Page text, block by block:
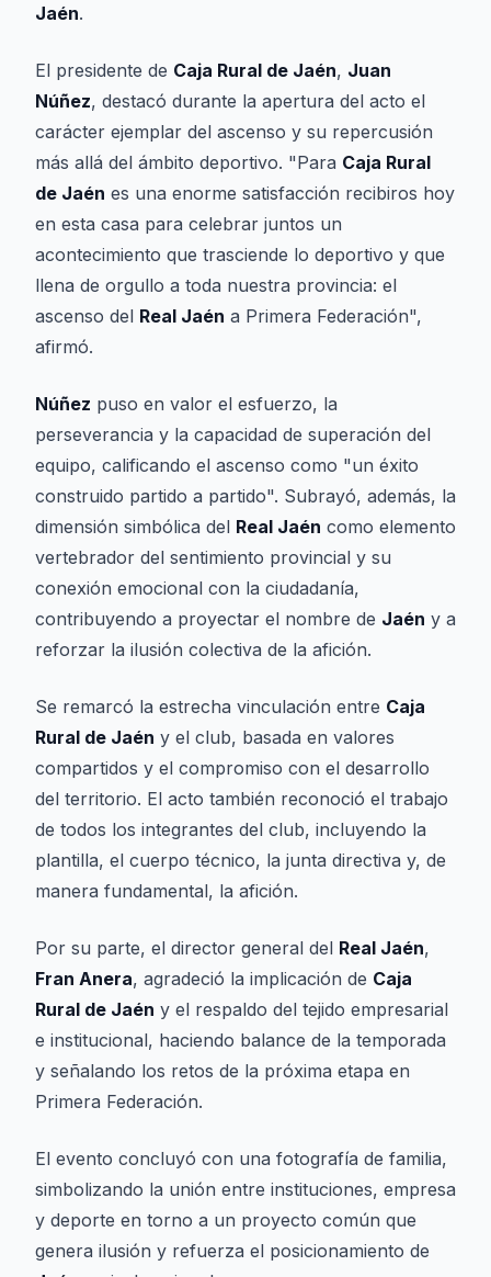
Jaén.
El presidente de Caja Rural de Jaén, Juan
Núñez, destacó durante la apertura del acto el
carácter ejemplar del ascenso y su repercusión
más allá del ámbito deportivo. "Para Caja Rural
de Jaén es una enorme satisfacción recibiros hoy
en esta casa para celebrar juntos un
acontecimiento que trasciende lo deportivo y que
llena de orgullo a toda nuestra provincia: el
ascenso del Real Jaén a Primera Federación",
afirmó.
Núñez puso en valor el esfuerzo, la
perseverancia y la capacidad de superación del
equipo, calificando el ascenso como "un éxito
construido partido a partido". Subrayó, además, la
dimensión simbólica del Real Jaén como elemento
vertebrador del sentimiento provincial y su
conexión emocional con la ciudadanía,
contribuyendo a proyectar el nombre de Jaén y a
reforzar la ilusión colectiva de la afición.
Se remarcó la estrecha vinculación entre Caja
Rural de Jaén y el club, basada en valores
compartidos y el compromiso con el desarrollo
del territorio. El acto también reconoció el trabajo
de todos los integrantes del club, incluyendo la
plantilla, el cuerpo técnico, la junta directiva y, de
manera fundamental, la afición.
Por su parte, el director general del Real Jaén,
Fran Anera, agradeció la implicación de Caja
Rural de Jaén y el respaldo del tejido empresarial
e institucional, haciendo balance de la temporada
y señalando los retos de la próxima etapa en
Primera Federación.
El evento concluyó con una fotografía de familia,
simbolizando la unión entre instituciones, empresa
y deporte en torno a un proyecto común que
genera ilusión y refuerza el posicionamiento de